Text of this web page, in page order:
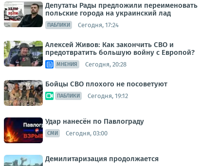
Депутаты Рады предложили переименовать
польские города на украинский лад
ПАБЛИКИ Сегодня, 17:24
Алексей Живов: Как закончить СВО и
предотвратить большую войну с Европой?
МНЕНИЯ Сегодня, 20:28
Бойцы СВО плохого не посоветуют
ПАБЛИКИ Сегодня, 19:12
Удар нанесён по Павлограду
СМИ Сегодня, 03:00
Демилитаризация продолжается